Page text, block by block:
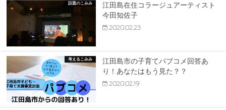
話題のこみみ
江田島在住コラージュアーティスト
今田知佐子
2020.02.23
考えるこみみ
江田島市の子育てパブコメ回答あ
り！あなたはもう見た？？
2020.02.19